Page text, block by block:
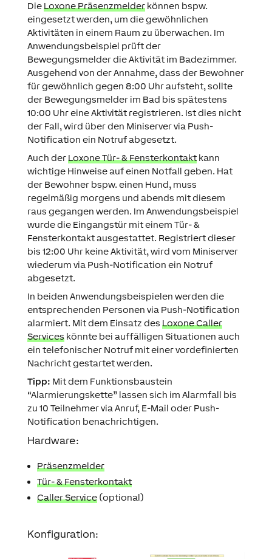
DieLoxone Präsenzmelderkönnen bspw.
eingesetzt werden, um die gewöhnlichen
Aktivitäten in einem Raum zu überwachen. Im
Anwendungsbeispiel prüft der
Bewegungsmelder die Aktivität im Badezimmer.
Ausgehend von der Annahme, dass der Bewohner
für gewöhnlich gegen 8:00 Uhr aufsteht, sollte
der Bewegungsmelder im Bad bis spätestens
10:00 Uhr eine Aktivität registrieren. Ist dies nicht
der Fall, wird über den Miniserver via Push-
Notification ein Notruf abgesetzt.
Auch derLoxone Tür- & Fensterkontaktkann
wichtige Hinweise auf einen Notfall geben. Hat
der Bewohner bspw. einen Hund, muss
regelmäßig morgens und abends mit diesem
raus gegangen werden. Im Anwendungsbeispiel
wurde die Eingangstür mit einem Tür- &
Fensterkontakt ausgestattet. Registriert dieser
bis 12:00 Uhr keine Aktivität, wird vom Miniserver
wiederum via Push-Notification ein Notruf
abgesetzt.
In beiden Anwendungsbeispielen werden die
entsprechenden Personen via Push-Notification
alarmiert. Mit dem Einsatz des Loxone Caller
Serviceskönnte bei auffälligen Situationen auch
ein telefonischer Notruf mit einer vordefinierten
Nachricht gestartet werden.
Tipp: Mit dem Funktionsbaustein
“Alarmierungskette” lassen sich im Alarmfall bis
zu 10 Teilnehmer via Anruf, E-Mail oder Push-
Notification benachrichtigen.
Hardware:
Präsenzmelder
Tür- & Fensterkontakt
Caller Service(optional)
Konfiguration: